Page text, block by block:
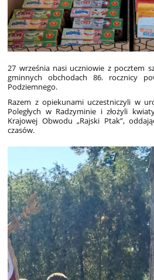
27 września nasi uczniowie z pocztem
gminnych obchodach 86. rocznicy
Podziemnego.
Razem z opiekunami uczestniczyli w
Poległych w Radzyminie i złożyli
Krajowej Obwodu „Rajski Ptak”,
czasów.